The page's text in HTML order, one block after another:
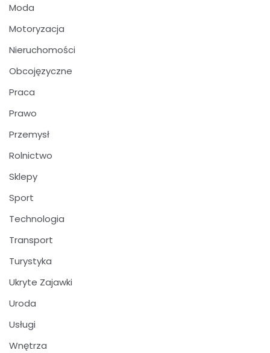
Moda
Motoryzacja
Nieruchomości
Obcojęzyczne
Praca
Prawo
Przemysł
Rolnictwo
Sklepy
Sport
Technologia
Transport
Turystyka
Ukryte Zajawki
Uroda
Usługi
Wnętrza